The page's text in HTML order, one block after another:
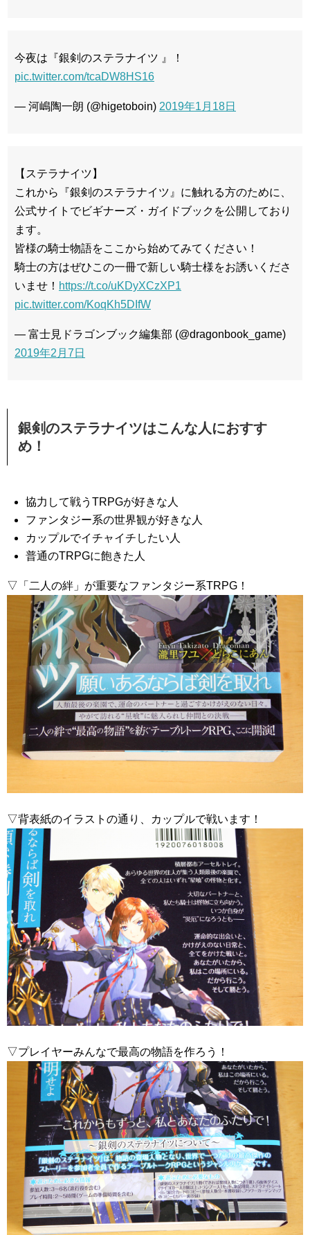
今夜は『銀剣のステラナイツ 』！
pic.twitter.com/tcaDW8HS16
— 河嶋陶一朗 (@higetoboin) 2019年1月18日
【ステラナイツ】
これから『銀剣のステラナイツ』に触れる方のために、
公式サイトでビギナーズ・ガイドブックを公開しており
ます。
皆様の騎士物語をここから始めてみてください！
騎士の方はぜひこの一冊で新しい騎士様をお誘いくださ
いませ！ https://t.co/uKDyXCzXP1
pic.twitter.com/KoqKh5DIfW
— 富士見ドラゴンブック編集部 (@dragonbook_game)
2019年2月7日
銀剣のステラナイツはこんな人におすす
め！
協力して戦うTRPGが好きな人
ファンタジー系の世界観が好きな人
カップルでイチャイチしたい人
普通のTRPGに飽きた人
▽「二人の絆」が重要なファンタジー系TRPG！
▽背表紙のイラストの通り、カップルで戦います！
▽プレイヤーみんなで最高の物語を作ろう！